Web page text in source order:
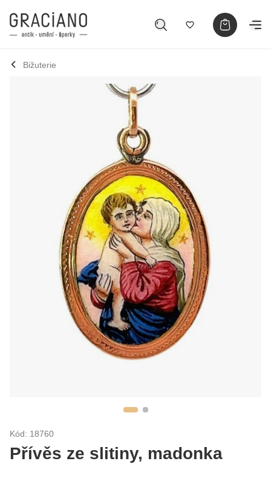
Bižuterie
Kód: 18760
Přívěs ze slitiny, madonka